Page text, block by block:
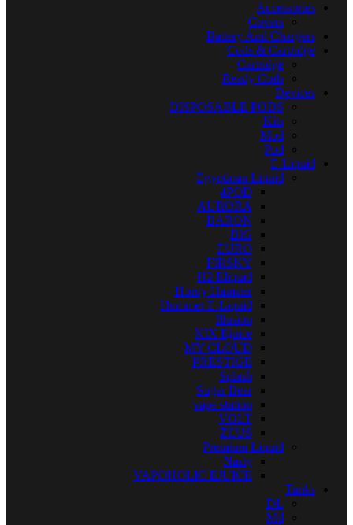
Accessories
Covers
Battery And Chargers
Coils & Cartridge
Cartridge
Ready Coils
Devices
DISPOSABLE PODS
Kits
Mod
Pod
E-Liquid
Egyptioan Liquid
4POD
AURORA
BARON
BIG
EURO
FIRSKY
H2 Eliquid
Horny Hamster
Hummer E-Liquid
Illusion
KIX Ejuice
MY CLOUD
PRESTIGE
Splash
Sugar Bear
vape station
VOLT
ZEUS
Premium Liquid
Nasty
VAPOHOLIC EJUICE
Tanks
DL
Mtl